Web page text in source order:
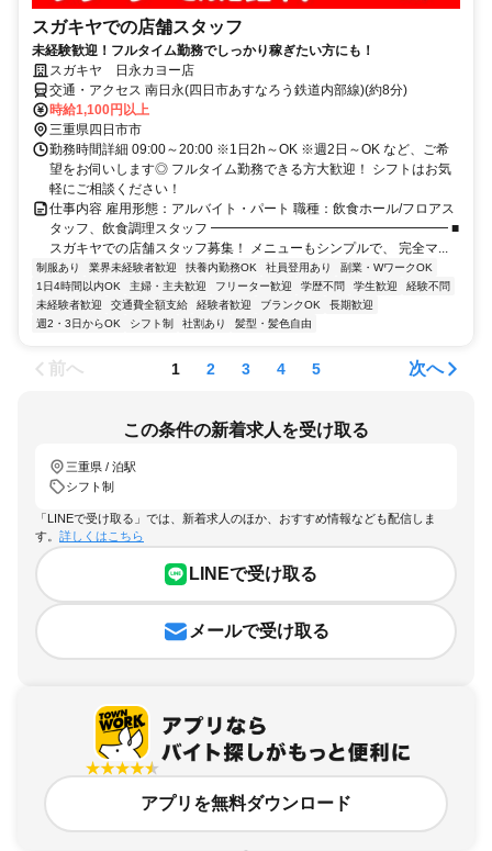
スガキヤでの店舗スタッフ
未経験歓迎！フルタイム勤務でしっかり稼ぎたい方にも！
スガキヤ 日永カヨー店
交通・アクセス 南日永(四日市あすなろう鉄道内部線)(約8分)
時給1,100円以上
三重県四日市市
勤務時間詳細 09:00～20:00 ※1日2h～OK ※週2日～OK など、ご希
望をお伺いします◎ フルタイム勤務できる方大歓迎！ シフトはお気
軽にご相談ください！
仕事内容 雇用形態：アルバイト・パート 職種：飲食ホール/フロアス
タッフ、飲食調理スタッフ ━━━━━━━━━━━━━━━━━━ ■
スガキヤでの店舗スタッフ募集！ メニューもシンプルで、 完全マ...
制服あり 業界未経験者歓迎 扶養内勤務OK 社員登用あり
副業・WワークOK
1日4時間以内OK
主婦・主夫歓迎 フリーター歓迎 学歴不問 学生歓迎
経験不問
未経験者歓迎
交通費全額支給 経験者歓迎 ブランクOK
長期歓迎
週2・3日からOK
シフト制 社割あり 髪型・髪色自由
前へ 1 2 3 4 5 次へ
この条件の新着求人を受け取る
三重県 / 泊駅
シフト制
「LINEで受け取る」では、新着求人のほか、おすすめ情報なども配信しま
す。 詳しくはこちら
LINEで受け取る
メールで受け取る
アプリを無料ダウンロード